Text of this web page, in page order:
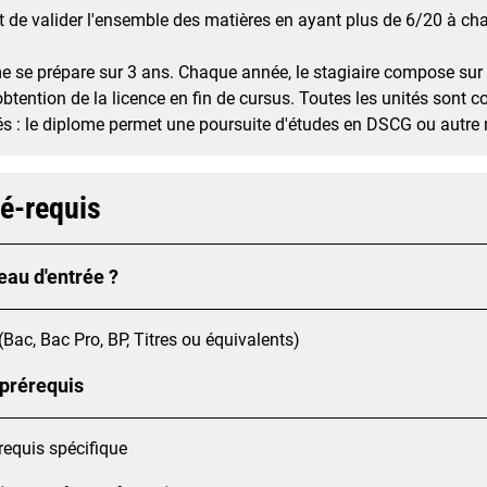
de valider l'ensemble des matières en ayant plus de 6/20 à
se prépare sur 3 ans. Chaque année, le stagiaire compose
de la licence en fin de cursus. Toutes les unités sont
: le diplome permet une poursuite d'études en DSCG ou autre
requis
d'entrée ?
Bac Pro, BP, Titres ou équivalents)
spécifique